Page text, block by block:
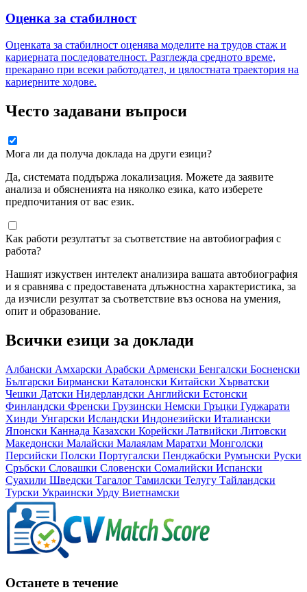
Оценка за стабилност
Оценката за стабилност оценява моделите на трудов стаж и
кариерната последователност. Разглежда средното време,
прекарано при всеки работодател, и цялостната траектория на
кариерните ходове.
Често задавани въпроси
Мога ли да получа доклада на други езици?
Да, системата поддържа локализация. Можете да заявите
анализа и обясненията на няколко езика, като изберете
предпочитания от вас език.
Как работи резултатът за съответствие на автобиография с
работа?
Нашият изкуствен интелект анализира вашата автобиография
и я сравнява с предоставената длъжностна характеристика, за
да изчисли резултат за съответствие въз основа на умения,
опит и образование.
Всички езици за доклади
Албански Амхарски Арабски Арменски Бенгалски Босненски
Български Бирмански Каталонски Китайски Хърватски
Чешки Датски Нидерландски Английски Естонски
Финландски Френски Грузински Немски Гръцки Гуджарати
Хинди Унгарски Исландски Индонезийски Италиански
Японски Каннада Казахски Корейски Латвийски Литовски
Македонски Малайски Малаялам Маратхи Монголски
Персийски Полски Португалски Пенджабски Румънски Руски
Сръбски Словашки Словенски Сомалийски Испански
Суахили Шведски Тагалог Тамилски Телугу Тайландски
Турски Украински Урду Виетнамски
Останете в течение